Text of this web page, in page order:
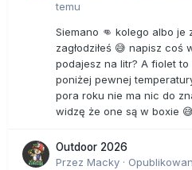
temu
Siemano 👊 kolego albo je
zagłodziłeś 😅 napisz
podajesz na litr? A fiolet
poniżej pewnej
pora roku nie ma nic do
widzę że one są w boxie
Outdoor 2026
Przez Macky ·